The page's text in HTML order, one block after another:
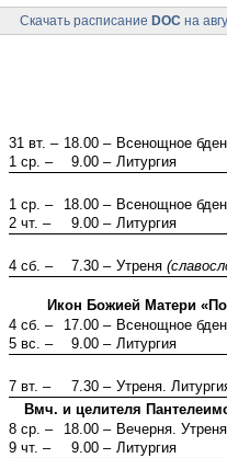
Скачать расписание DOC на
31 вт. – 18.00 – Всенощное
1 ср. –
9.00 – Литургия
1 ср. –
18.00 – Всенощное
2 чт. –
9.00 – Литургия
4 сб. –
7.30 – Утреня
Икон Божией Матери
4 сб. –
17.00 – Всенощное
5 вс. –
9.00 – Литургия
7 вт. –
7.30 – Утреня.
Вмч. и целителя
8 ср. –
18.00 – Вечерня. Утреня
9 чт. –
9.00 – Литургия